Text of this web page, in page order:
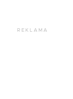
REKLAMA